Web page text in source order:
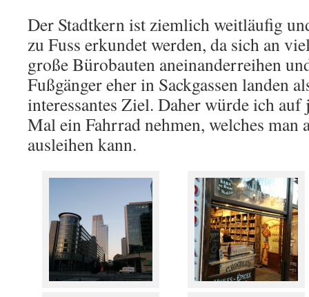
Der Stadtkern ist ziemlich weitläufig
zu Fuss erkundet werden, da sich an
große Bürobauten aneinanderreihen
Fußgänger eher in Sackgassen landen
interessantes Ziel. Daher würde ich auf
Mal ein Fahrrad nehmen, welches man
ausleihen kann.